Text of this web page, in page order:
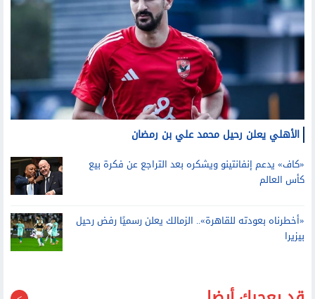
الأهلي يعلن رحيل محمد علي بن رمضان
كأس العالم
بيزيرا
قد يعجبك أيضا